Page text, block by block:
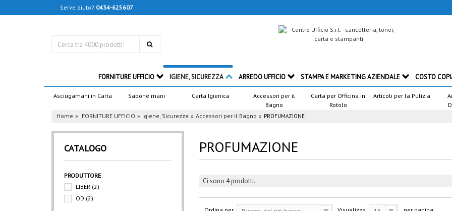
Serve aiuto? 0434-625607
FORNITURE UFFICIO IGIENE, SICUREZZA
Asciugamani in Carta Sapone mani Carta Igienica
Accessori per il
Bagno
Carta per Officina in
Rotolo
Articoli per la Pulizia
ARREDO UFFICIO STAMPA E MARKETING AZIENDALE COSTO
Home FORNITURE UFFICIO Igiene, Sicurezza Accessori per il Bagno PROFUMAZIONE
CATALOGO
PRODUTTORE
LIBER (2)
OD (2)
PROFUMAZIONE
Ci sono 4 prodotti.